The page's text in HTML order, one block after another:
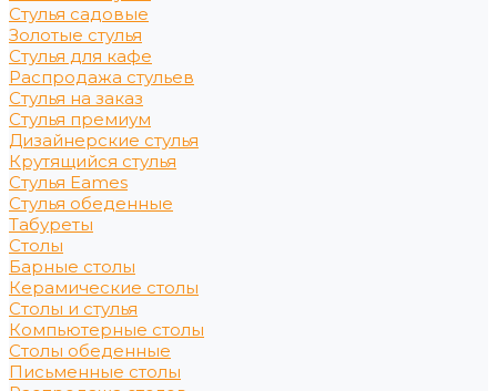
Стулья садовые
Золотые стулья
Стулья для кафе
Распродажа стульев
Стулья на заказ
Стулья премиум
Дизайнерские стулья
Крутящийся стулья
Стулья Eames
Стулья обеденные
Табуреты
Столы
Барные столы
Керамические столы
Столы и стулья
Компьютерные столы
Столы обеденные
Письменные столы